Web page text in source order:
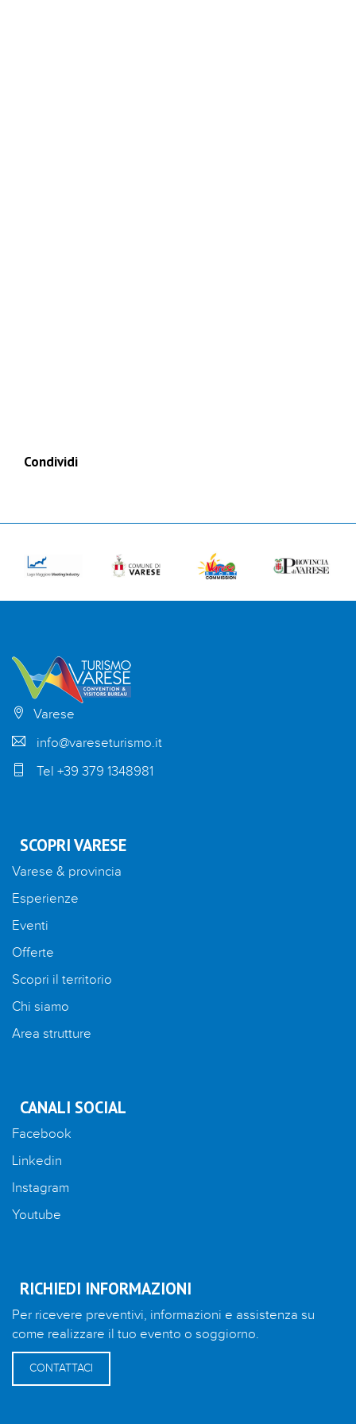
Condividi
Varese
info@vareseturismo.it
Tel +39 379 1348981
SCOPRI VARESE
Varese & provincia
Esperienze
Eventi
Offerte
Scopri il territorio
Chi siamo
Area strutture
CANALI SOCIAL
Facebook
Linkedin
Instagram
Youtube
RICHIEDI INFORMAZIONI
Per ricevere preventivi, informazioni e assistenza su
come realizzare il tuo evento o soggiorno.
CONTATTACI